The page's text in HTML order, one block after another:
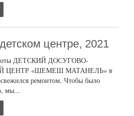
центре, 2021
ДЕТСКИЙ ДОСУГОВО-
ЦЕНТР «ШЕМЕШ МАТАНЕЛЬ» в
ремонтом. Чтобы было
мы...